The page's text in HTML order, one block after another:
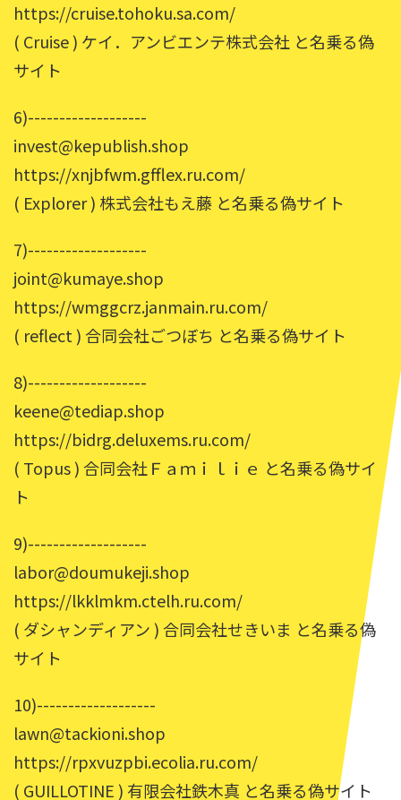
https://cruise.tohoku.sa.com/
( Cruise ) ケイ．アンビエンテ株式会社 と名乗る偽
サイト
6)-------------------
invest@kepublish.shop
https://xnjbfwm.gfflex.ru.com/
( Explorer ) 株式会社もえ藤 と名乗る偽サイト
7)-------------------
joint@kumaye.shop
https://wmggcrz.janmain.ru.com/
( reflect ) 合同会社ごつぼち と名乗る偽サイト
8)-------------------
keene@tediap.shop
https://bidrg.deluxems.ru.com/
( Topus ) 合同会社Ｆａｍｉｌｉｅ と名乗る偽サイ
ト
9)-------------------
labor@doumukeji.shop
https://lkklmkm.ctelh.ru.com/
( ダシャンディアン ) 合同会社せきいま と名乗る偽
サイト
10)-------------------
lawn@tackioni.shop
https://rpxvuzpbi.ecolia.ru.com/
( GUILLOTINE ) 有限会社鉄木真 と名乗る偽サイト